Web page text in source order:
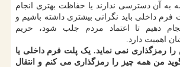
به آن دسترسی ندارند یا حفاظت بهتری انجام
داخلی باید نگرانی بیشتری داشته باشیم و
دهیم تا اعتماد مردم جلب شود، حریم
اهمیت دارد.
را رمزگذاری نمی نماید. یک پلت فرم داخلی یا
من همه چیز را رمزگذاری می کنم و انتقال